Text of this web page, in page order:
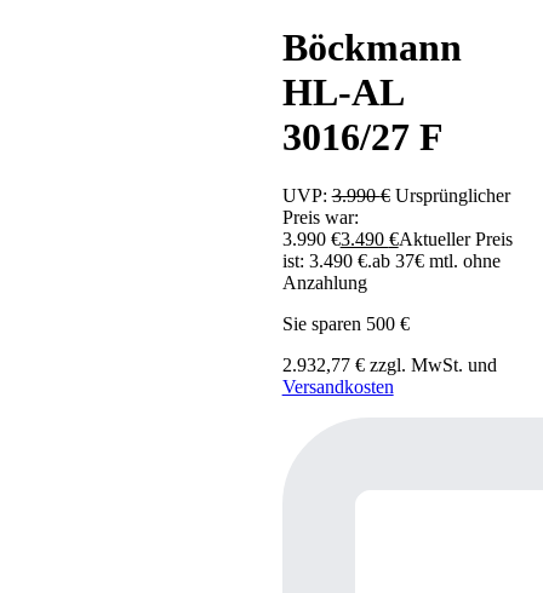
Böckmann
HL-AL
3016/27 F
UVP: 3.990€ Ursprünglicher
Preis war:
3.990 €3.490 €Aktueller Preis
ist: 3.490 €.ab 37€ mtl. ohne
Anzahlung
Sie sparen 500 €
2.932,77 €zzgl. MwSt. und
Versandkosten